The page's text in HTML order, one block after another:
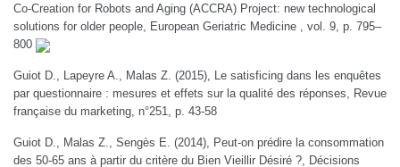
Co-Creation for Robots and Aging (ACCRA) Project: new technological
solutions for older people, European Geriatric Medicine , vol. 9, p. 795–
800
Guiot D., Lapeyre A., Malas Z. (2015), Le satisficing dans les enquêtes
par questionnaire : mesures et effets sur la qualité des réponses, Revue
française du marketing, n°251, p. 43-58
Guiot D., Malas Z., Sengès E. (2014), Peut-on prédire la consommation
des 50-65 ans à partir du critère du Bien Vieillir Désiré ?, Décisions